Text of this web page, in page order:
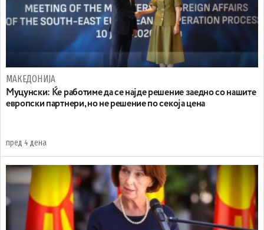
МАКЕДОНИЈА
Муцунски: Ќе работиме да се најде решение заедно со нашите
европски партнери, но не решение по секоја цена
пред 4 дена